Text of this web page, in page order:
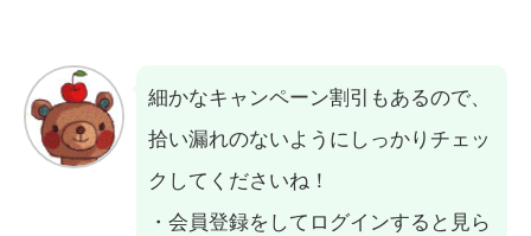
細かなキャンペーン割引もあるので、
拾い漏れのないようにしっかりチェッ
クしてくださいね！
・会員登録をしてログインすると見ら